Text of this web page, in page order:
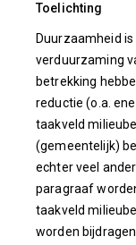
Toelichting
Duurzaamheid
verduurzaming
betrekking
reductie (o.a.
taakveld
(gemeentelijk)
echter veel
paragraaf
taakveld
worden